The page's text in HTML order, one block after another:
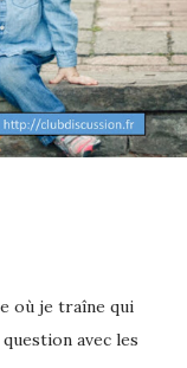
où je traîne qui
avec les